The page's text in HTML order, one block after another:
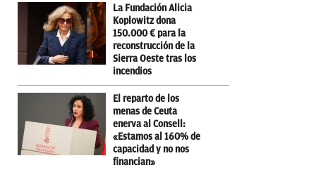
La Fundación Alicia
Koplowitz dona
150.000 € para la
reconstrucción de la
Sierra Oeste tras los
incendios
El reparto de los
menas de Ceuta
enerva al Consell:
«Estamos al 160% de
capacidad y no nos
financian»